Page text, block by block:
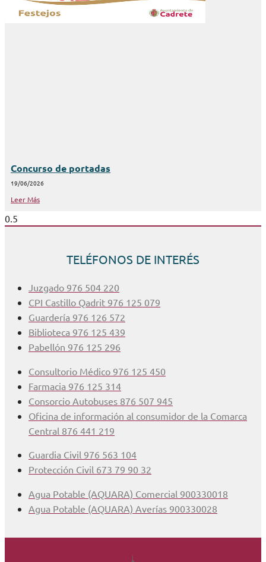
Concurso de portadas
19/06/2026
Leer Más
TELÉFONOS DE INTERÉS
Juzgado 976 504 220
CPI Castillo Qadrit 976 125 079
Guardería 976 126 572
Biblioteca 976 125 439
Pabellón 976 125 296
Consultorio Médico 976 125 450
Farmacia 976 125 314
Consorcio Autobuses 876 507 945
Oficina de información al consumidor de la Comarca
Central 876 441 219
Guardia Civil 976 563 104
Protección Civil 673 79 90 32
Agua Potable (AQUARA) Comercial 900330018
Agua Potable (AQUARA) Averías 900330028